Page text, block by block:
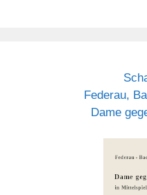
Federau,
Dame